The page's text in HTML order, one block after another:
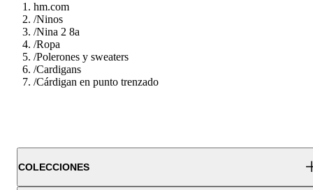
hm.com
/Ninos
/Nina 2 8a
/Ropa
/Polerones y sweaters
/Cardigans
/Cárdigan en punto trenzado
COLECCIONES